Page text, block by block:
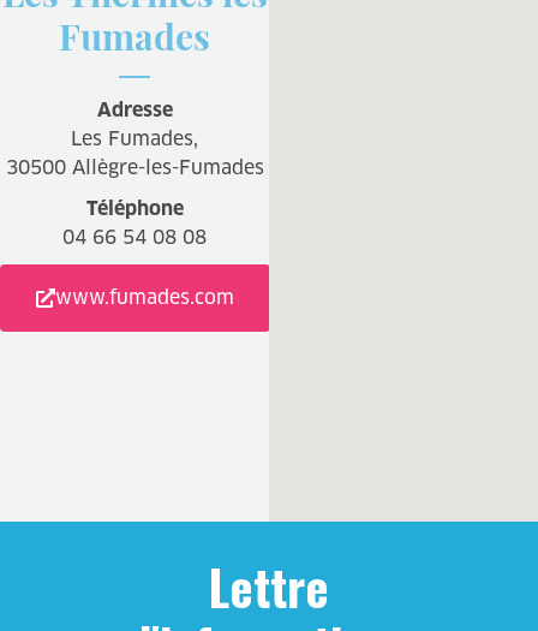
Fumades
Adresse
Les Fumades,
30500 Allègre-les-Fumades
Téléphone
04 66 54 08 08
www.fumades.com
Lettre